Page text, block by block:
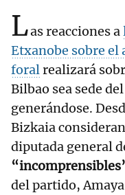
Las reacciones a
Etxanobe sobre
foralrealizará
Bilbao sea sede
generándose.
Bizkaia
diputada general
del partido,